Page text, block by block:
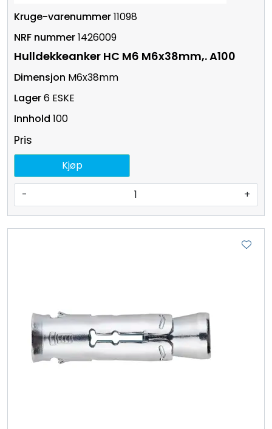
11098
1426009
Hulldekkeanker HC M6 M6x38mm,. A100
M6x38mm
6 ESKE
100
Pris
- +
Kjøp